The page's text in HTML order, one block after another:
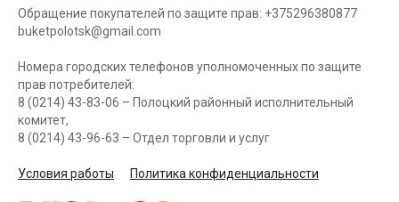
Обращение покупателей по защите прав: +375296380877
buketpolotsk@gmail.com
Номера городских телефонов уполномоченных по защите
прав потребителей:
8 (0214) 43-83-06 – Полоцкий районный исполнительный
комитет,
8 (0214) 43-96-63 – Отдел торговли и услуг
Условия работы Политика конфиденциальности